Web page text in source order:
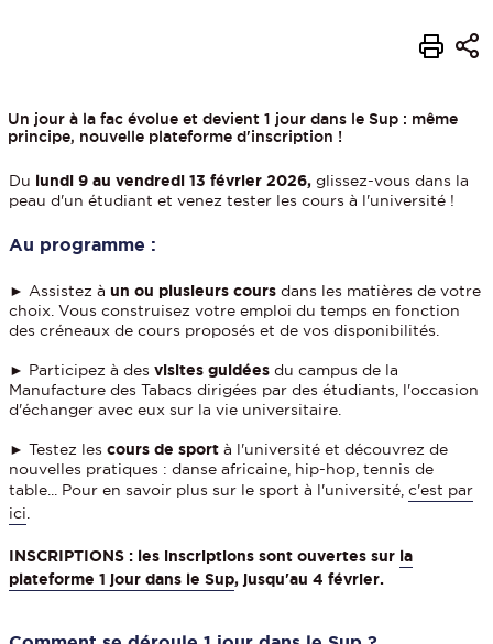
Un jour à la fac évolue et devient 1 jour dans le Sup : même
principe, nouvelle plateforme d'inscription !
Du lundi 9 au vendredi 13 février 2026, glissez-vous dans la
peau d'un étudiant et venez tester les cours à l'université !
Au programme :
► Assistez àun ou plusieurs coursdans les matières de votre
choix. Vous construisez votre emploi du temps en fonction
des créneaux de cours proposés et de vos disponibilités.
► Participez à des visites guidées du campus de la
Manufacture des Tabacs dirigées par des étudiants, l'occasion
d'échanger avec eux sur la vie universitaire.
► Testez lescours de sport à l'université et découvrez de
nouvelles pratiques : danse africaine, hip-hop, tennis de
table... Pour en savoir plus sur le sport à l'université,c'est par
ici
INSCRIPTIONS : les inscriptions sont ouvertes sur la
plateforme 1 jour dans le Sup, jusqu'au 4 février.